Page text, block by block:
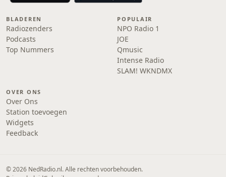
BLADEREN
Radiozenders
Podcasts
Top Nummers
POPULAIR
NPO Radio 1
JOE
Qmusic
Intense Radio
SLAM! WKNDMX
OVER ONS
Over Ons
Station toevoegen
Widgets
Feedback
© 2026 NedRadio.nl. Alle rechten voorbehouden.